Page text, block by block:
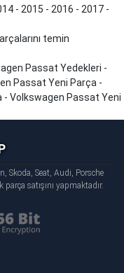
- 2015 - 2016 - 2017 -
temin
Passat Yedekleri -
Passat Yeni Parça -
- Volkswagen Passat Yeni
Skoda, Seat, Audi, Porsche
satışını yapmaktadır.